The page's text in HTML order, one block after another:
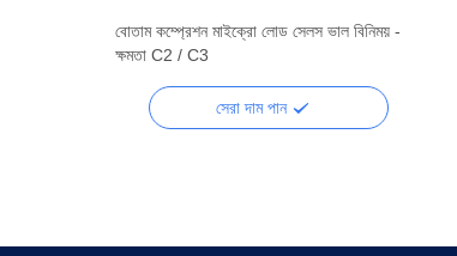
বোতাম কম্প্রেশন মাইক্রো লোড সেলস ভাল বিনিময় -
ক্ষমতা C2 / C3
সেরা দাম পান